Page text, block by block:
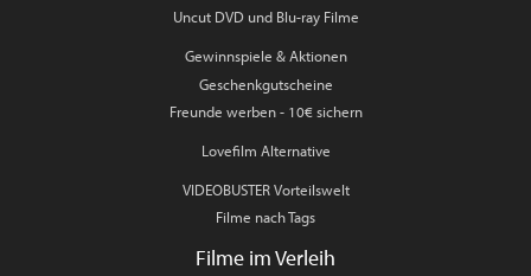
Uncut DVD und Blu-ray Filme
Gewinnspiele & Aktionen
Geschenkgutscheine
Freunde werben - 10€ sichern
Lovefilm Alternative
VIDEOBUSTER Vorteilswelt
Filme nach Tags
Filme im Verleih